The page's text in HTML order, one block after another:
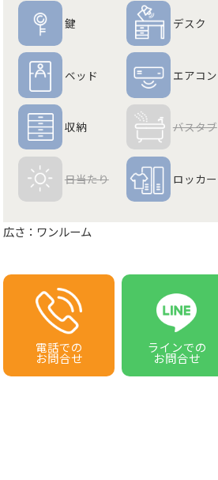
鍵 デスク
ベッド エアコン
収納 バスタブ
日当たり ロッカー
広さ：ワンルーム
電話での
お問合せ
ラインでの
お問合せ